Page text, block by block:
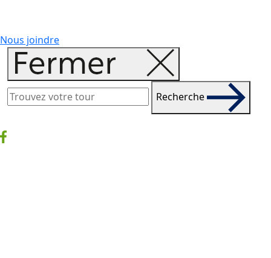
Nous joindre
Recherche